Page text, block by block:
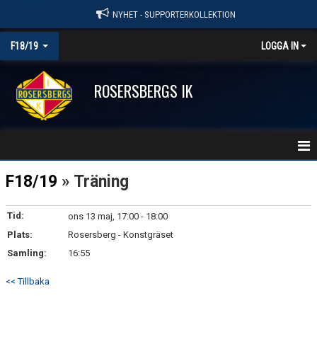
NYHET - SUPPORTERKOLLEKTION
F18/19 LOGGA IN
ROSERSBERGS IK
HEM
NYHETER
KALENDER
F18/19 » Träning
Tid:
ons 13 maj, 17:00 - 18:00
Plats:
Rosersberg - Konstgräset
Samling:
16:55
<< Tillbaka